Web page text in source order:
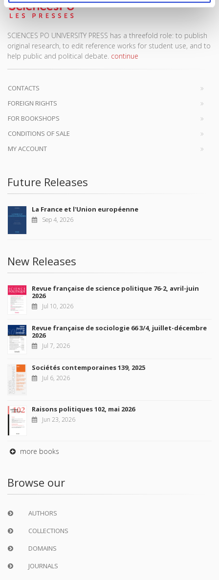
SCIENCES PO UNIVERSITY PRESS has a threefold role: to publish
original research, to edit reference works for student use, and to
help public and political debate. continue
CONTACTS
FOREIGN RIGHTS
FOR BOOKSHOPS
CONDITIONS OF SALE
MY ACCOUNT
Future Releases
La France et l'Union européenne
Sep 4, 2026
New Releases
Revue française de science politique 76-2, avril-juin
2026
Jul 10, 2026
Revue française de sociologie 66 3/4, juillet-décembre
2026
Jul 7, 2026
Sociétés contemporaines 139, 2025
Jul 6, 2026
Raisons politiques 102, mai 2026
Jun 23, 2026
more books
Browse our
AUTHORS
COLLECTIONS
DOMAINS
JOURNALS